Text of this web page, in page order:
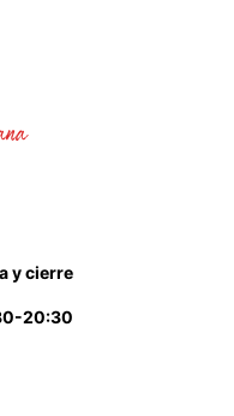
y cierre
20:30